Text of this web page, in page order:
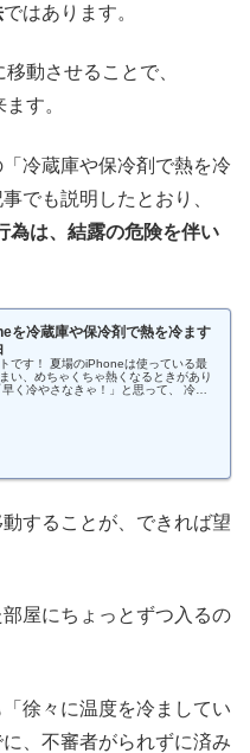
ではあります。
動させることで、
す。
冷蔵庫や保冷剤で熱を冷
でも説明したとおり、
為は、結露の危険を伴い
を冷蔵庫や保冷剤で熱を冷ます
です！ 夏場のiPhoneは使っている最
い、めちゃくちゃ熱くなるときがあり
く冷やさなきゃ！」と思って、 冷蔵
することが、できれば望
屋にちょっとずつ入るの
徐々に温度を冷ましてい
、不審者がられずに済み